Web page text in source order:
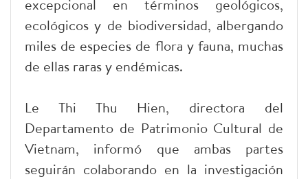
excepcional en términos geológicos,
ecológicos y de biodiversidad, albergando
miles de especies de flora y fauna, muchas
de ellas raras y endémicas.
Le Thi Thu Hien, directora del
Departamento de Patrimonio Cultural de
Vietnam, informó que ambas partes
seguirán colaborando en la investigación